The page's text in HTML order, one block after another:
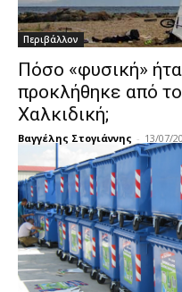
Περιβάλλον
Πόσο «φυσική»
προκλήθηκε από
Χαλκιδική;
Βαγγέλης Στογιάννης - 13/07/